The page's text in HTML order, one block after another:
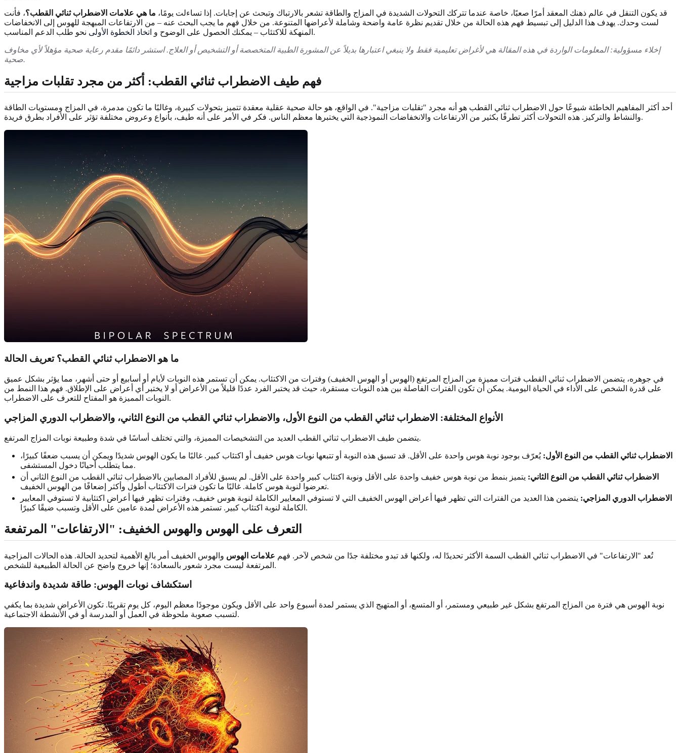
قد يكون التنقل في عالم ذهنك المعقد أمرًا صعبًا، خاصة عندما تتركك التحولات الشديدة في المزاج والطاقة تشعر بالارتباك وتبحث عن إجابات. إذا تساءلت يومًا، ما هي علامات الاضطراب ثنائي القطب؟، فأنت
لست وحدك. يهدف هذا الدليل إلى تبسيط فهم هذه الحالة من خلال تقديم نظرة عامة واضحة وشاملة لأعراضها المتنوعة. من خلال فهم ما يجب البحث عنه – من الارتفاعات المبهجة للهوس إلى الانخفاضات
المنهكة للاكتئاب – يمكنك الحصول على الوضوح و اتخاذ الخطوة الأولى نحو طلب الدعم المناسب.
إخلاء مسؤولية: المعلومات الواردة في هذه المقالة هي لأغراض تعليمية فقط ولا ينبغي اعتبارها بديلاً عن المشورة الطبية المتخصصة أو التشخيص أو العلاج. استشر دائمًا مقدم رعاية صحية مؤهلاً لأي مخاوف
صحية.
فهم طيف الاضطراب ثنائي القطب: أكثر من مجرد تقلبات مزاجية
أحد أكثر المفاهيم الخاطئة شيوعًا حول الاضطراب ثنائي القطب هو أنه مجرد "تقلبات مزاجية". في الواقع، هو حالة صحية عقلية معقدة تتميز بتحولات كبيرة، وغالبًا ما تكون مدمرة، في المزاج ومستويات الطاقة
والنشاط والتركيز. هذه التحولات أكثر تطرفًا بكثير من الارتفاعات والانخفاضات النموذجية التي يختبرها معظم الناس. فكر في الأمر على أنه طيف، بأنواع وعروض مختلفة تؤثر على الأفراد بطرق فريدة.
ما هو الاضطراب ثنائي القطب؟ تعريف الحالة
في جوهره، يتضمن الاضطراب ثنائي القطب فترات مميزة من المزاج المرتفع (الهوس أو الهوس الخفيف) وفترات من الاكتئاب. يمكن أن تستمر هذه النوبات لأيام أو أسابيع أو حتى أشهر، مما يؤثر بشكل عميق
على قدرة الشخص على الأداء في الحياة اليومية. يمكن أن تكون الفترات الفاصلة بين هذه النوبات مستقرة، حيث قد يختبر الفرد عددًا قليلاً من الأعراض أو لا يختبر أي أعراض على الإطلاق. فهم هذا النمط من
النوبات المميزة هو المفتاح للتعرف على الاضطراب.
الأنواع المختلفة: الاضطراب ثنائي القطب من النوع الأول، والاضطراب ثنائي القطب من النوع الثاني، والاضطراب الدوري المزاجي
يتضمن طيف الاضطراب ثنائي القطب العديد من التشخيصات المميزة، والتي تختلف أساسًا في شدة وطبيعة نوبات المزاج المرتفع.
الاضطراب ثنائي القطب من النوع الأول: يُعرّف بوجود نوبة هوس واحدة على الأقل. قد تسبق هذه النوبة أو تتبعها نوبات هوس خفيف أو اكتئاب كبير. غالبًا ما يكون الهوس شديدًا ويمكن أن يسبب ضعفًا كبيرًا،
مما يتطلب أحيانًا دخول المستشفى.
الاضطراب ثنائي القطب من النوع الثاني: يتميز بنمط من نوبة هوس خفيف واحدة على الأقل ونوبة اكتئاب كبير واحدة على الأقل. لم يسبق للأفراد المصابين بالاضطراب ثنائي القطب من النوع الثاني أن
تعرضوا لنوبة هوس كاملة. غالبًا ما تكون فترات الاكتئاب أطول وأكثر إضعافًا من الهوس الخفيف.
الاضطراب الدوري المزاجي: يتضمن هذا العديد من الفترات التي تظهر فيها أعراض الهوس الخفيف التي لا تستوفي المعايير الكاملة لنوبة هوس خفيف، وفترات تظهر فيها أعراض اكتئابية لا تستوفي المعايير
الكاملة لنوبة اكتئاب كبير. تستمر هذه الأعراض لمدة عامين على الأقل وتسبب ضيقًا كبيرًا.
التعرف على الهوس والهوس الخفيف: "الارتفاعات" المرتفعة
تُعد "الارتفاعات" في الاضطراب ثنائي القطب السمة الأكثر تحديدًا له، ولكنها قد تبدو مختلفة جدًا من شخص لآخر. فهم علامات الهوس والهوس الخفيف أمر بالغ الأهمية لتحديد الحالة. هذه الحالات المزاجية
المرتفعة ليست مجرد شعور بالسعادة؛ إنها خروج واضح عن الحالة الطبيعية للشخص.
استكشاف نوبات الهوس: طاقة شديدة واندفاعية
نوبة الهوس هي فترة من المزاج المرتفع بشكل غير طبيعي ومستمر، أو المتسع، أو المتهيج الذي يستمر لمدة أسبوع واحد على الأقل ويكون موجودًا معظم اليوم، كل يوم تقريبًا. تكون الأعراض شديدة بما يكفي
لتسبب صعوبة ملحوظة في العمل أو المدرسة أو في الأنشطة الاجتماعية.